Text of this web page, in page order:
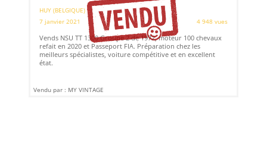
HUY (BELGIQUE)
7 janvier 2021
4 948 vues
Vends NSU TT 1300 Groupe 2 de 1972, moteur 100 chevaux
refait en 2020 et Passeport FIA. Préparation chez les
meilleurs spécialistes, voiture compétitive et en excellent
état.
Vendu par : MY VINTAGE